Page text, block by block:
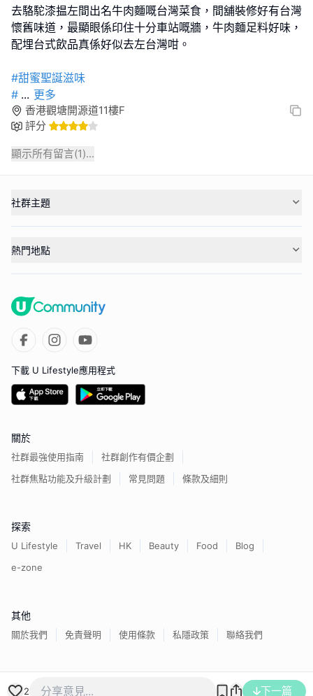
去駱駝漆揾左間出名牛肉麵嘅台灣菜食，間舖裝修好有台灣
懷舊味道，最顯眼係印住十分車站嘅牆，牛肉麵足料好味，
配埋台式飲品真係好似去左台灣咁。
#甜蜜聖誕滋味
# ... 更多
香港觀塘開源道11樓F
評分
顯示所有留言(1)...
2 下一篇
社群主題
熱門地點
下載 U Lifestyle應用程式
關於
社群最強使用指南
社群創作有價企劃
社群焦點功能及升級計劃
常見問題 條款及細則
探索
U Lifestyle Travel HK Beauty Food
Blog
e-zone
其他
關於我們 免責聲明 使用條款 私隱政策 聯絡我們
香港經濟日報版權所有©